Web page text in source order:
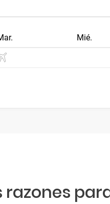
Mié.
razones